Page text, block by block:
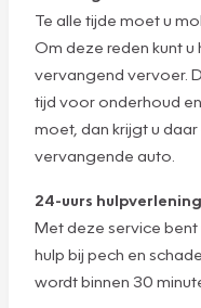
Te alle tijde moet u
Om deze reden kunt
vervangend vervoer.
tijd voor onderhoud
moet, dan krijgt u
vervangende auto.
24-uurs hulpverlening
Met deze service bent
hulp bij pech en
wordt binnen 30